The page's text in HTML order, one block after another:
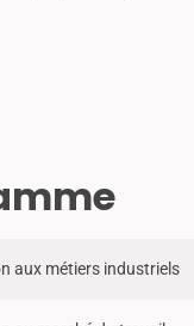
aux métiers industriels